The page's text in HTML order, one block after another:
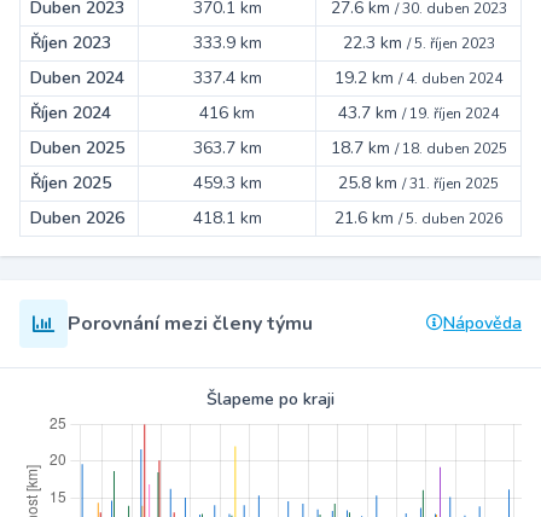
Duben 2023 370.1 km 27.6 km /30. duben 2023
Říjen 2023 333.9 km 22.3 km /5. říjen 2023
Duben 2024 337.4 km 19.2 km /4. duben 2024
Říjen 2024 416 km 43.7 km /19. říjen 2024
Duben 2025 363.7 km 18.7 km /18. duben 2025
Říjen 2025 459.3 km 25.8 km /31. říjen 2025
Duben 2026 418.1 km 21.6 km /5. duben 2026
Porovnání mezi členy týmu Nápověda
Šlapeme po kraji